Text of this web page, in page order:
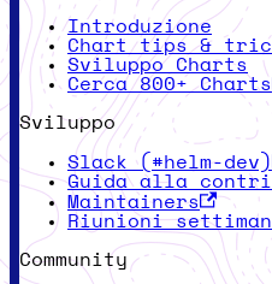
Introduzione
Chart tips &
Sviluppo Charts
Cerca 800+ Charts
Sviluppo
Slack (#helm-dev)
Guida alla
Maintainers
Riunioni
Community